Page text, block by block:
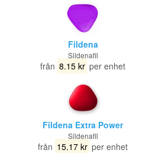
Fildena
Sildenafil
från 8.15 kr per enhet
Fildena Extra Power
Sildenafil
från 15.17 kr per enhet